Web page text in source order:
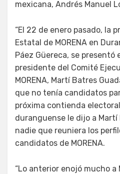
mexicana, Andrés Manuel
“El 22 de enero pasado, la
Estatal de MORENA en
Páez Güereca, se presentó
presidente del Comité
MORENA, Martí Batres
que no tenía candidatos
próxima contienda
duranguense le dijo a
nadie que reuniera los
candidatos de MORENA.
“Lo anterior enojó mucho